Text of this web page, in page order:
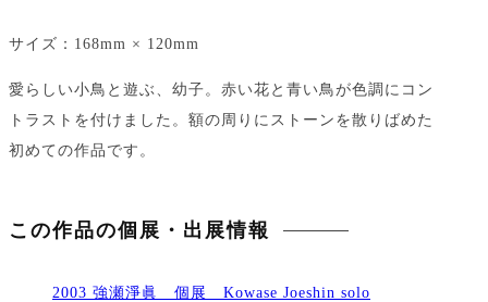
サイズ：168mm × 120mm
愛らしい小鳥と遊ぶ、幼子。赤い花と青い鳥が色調にコン
トラストを付けました。額の周りにストーンを散りばめた
初めての作品です。
この作品の個展・出展情報
2003 強瀬淨眞 個展 Kowase Joeshin solo